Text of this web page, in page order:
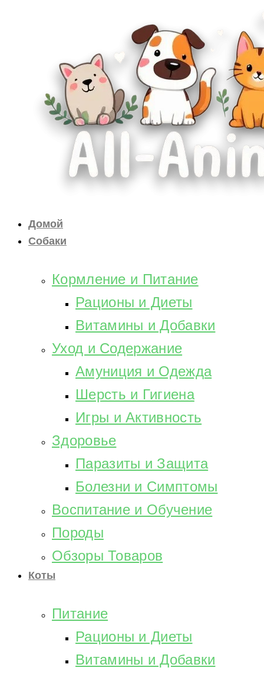
Домой
Собаки
Кормление и Питание
Рационы и Диеты
Витамины и Добавки
Уход и Содержание
Амуниция и Одежда
Шерсть и Гигиена
Игры и Активность
Здоровье
Паразиты и Защита
Болезни и Симптомы
Воспитание и Обучение
Породы
Обзоры Товаров
Коты
Питание
Рационы и Диеты
Витамины и Добавки